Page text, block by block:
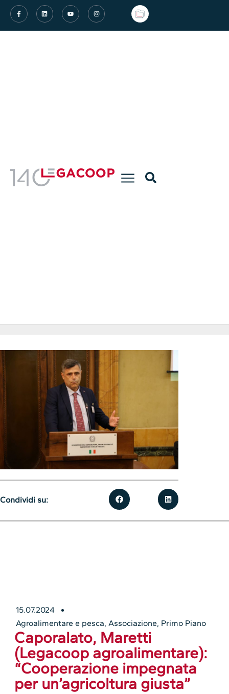
15.07.2024
Agroalimentare e pesca,Associazione, Primo Piano
Caporalato, Maretti
(Legacoop agroalimentare):
“Cooperazione impegnata
per un’agricoltura giusta”
Condividi su: